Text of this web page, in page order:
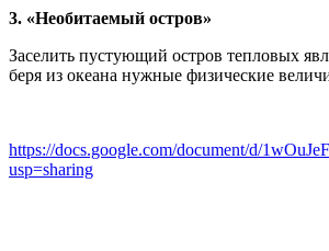
3. «Необитаемый остров»
Заселить пустующий остров тепловых
беря из океана нужные физические
https://docs.google.com/document/d/
usp=sharing